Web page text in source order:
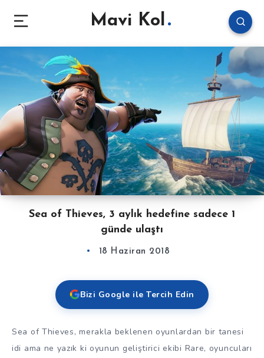
Mavi Kol
Sea of Thieves, 3 aylık hedefine sadece 1
günde ulaştı
18 Haziran 2018
Bizi Google ile Tercih Edin
Sea of Thieves, merakla beklenen oyunlardan bir tanesi
idi ama ne yazık ki oyunun geliştirici ekibi Rare, oyuncuları